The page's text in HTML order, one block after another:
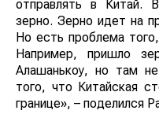
отправлять в Китай.
зерно. Зерно идет на
Но есть проблема
Например, пришло
Алашанькоу, но там
того, что Китайская
границе», – поделился